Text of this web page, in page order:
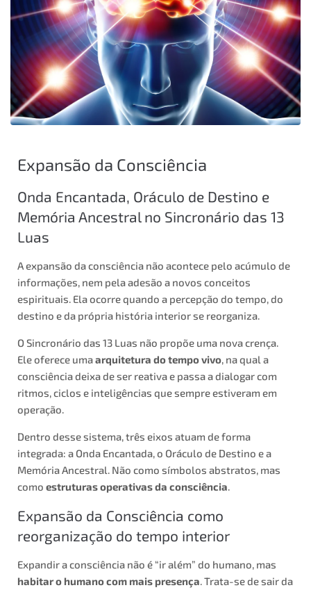
Expansão da Consciência
Onda Encantada, Oráculo de Destino e
Memória Ancestral no Sincronário das 13
Luas
A expansão da consciência não acontece pelo acúmulo de
informações, nem pela adesão a novos conceitos
espirituais. Ela ocorre quando a percepção do tempo, do
destino e da própria história interior se reorganiza.
O Sincronário das 13 Luas não propõe uma nova crença.
Ele oferece umaarquitetura do tempo vivo, na qual a
consciência deixa de ser reativa e passa a dialogar com
ritmos, ciclos e inteligências que sempre estiveram em
operação.
Dentro desse sistema, três eixos atuam de forma
integrada: a Onda Encantada, o Oráculo de Destino e a
Memória Ancestral. Não como símbolos abstratos, mas
como estruturas operativas da consciência.
Expansão da Consciência como
reorganização do tempo interior
Expandir a consciência não é “ir além” do humano, mas
habitar o humano com mais presença. Trata-se de sair da